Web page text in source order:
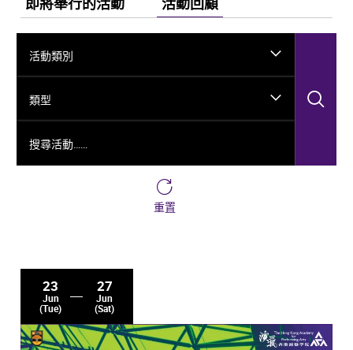
即將舉行的活動 活動回顧
活動類別
類型
重置
23
Jun
(Tue)
27
Jun
(Sat)